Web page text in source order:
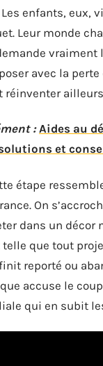
enfants, eux,
Leur monde
vraiment
avec la perte
réinventer
: Aides au
et
étape
On
dans un décor
que tout
reporté ou
accuse le
qui en subit